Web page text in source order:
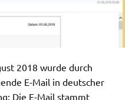
2018 wurde durch
E-Mail in deutscher
Die E-Mail stammt